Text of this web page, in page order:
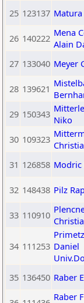
25 123137 Matura
26 140222 Mena
Alain
27 133040 Meyer
28 139621
29 150343 Niko
30 109323
31 126858
32 148438 Pilz
33 110910
34 111253 Daniel
35 136450 Raber
Raber